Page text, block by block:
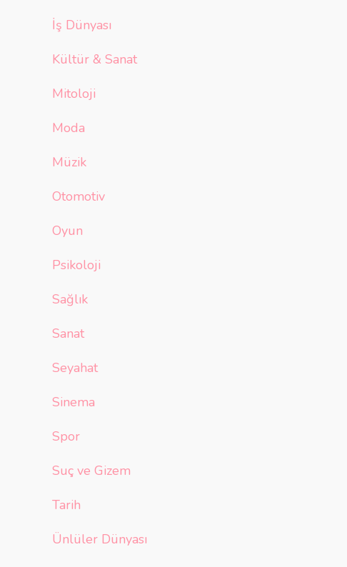
İş Dünyası
Kültür & Sanat
Mitoloji
Moda
Müzik
Otomotiv
Oyun
Psikoloji
Sağlık
Sanat
Seyahat
Sinema
Spor
Suç ve Gizem
Tarih
Ünlüler Dünyası